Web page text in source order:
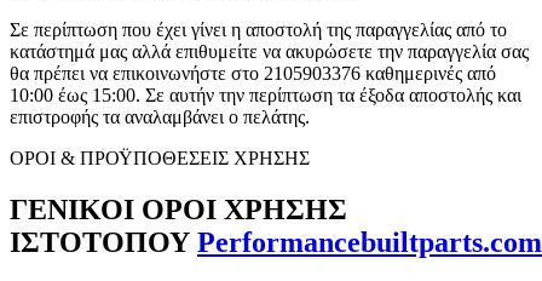
Σε περίπτωση που έχει γίνει η αποστολή της παραγγελίας από το
κατάστημά μας αλλά επιθυμείτε να ακυρώσετε την παραγγελία σας
θα πρέπει να επικοινωνήστε στο 2105903376 καθημερινές από
10:00 έως 15:00. Σε αυτήν την περίπτωση τα έξοδα αποστολής και
επιστροφής τα αναλαμβάνει ο πελάτης.
ΟΡΟΙ & ΠΡΟΫΠΟΘΕΣΕΙΣ ΧΡΗΣΗΣ
ΓΕΝΙΚΟΙ ΟΡΟΙ ΧΡΗΣΗΣ
ΙΣΤΟΤΟΠΟΥ Performancebuiltparts.com